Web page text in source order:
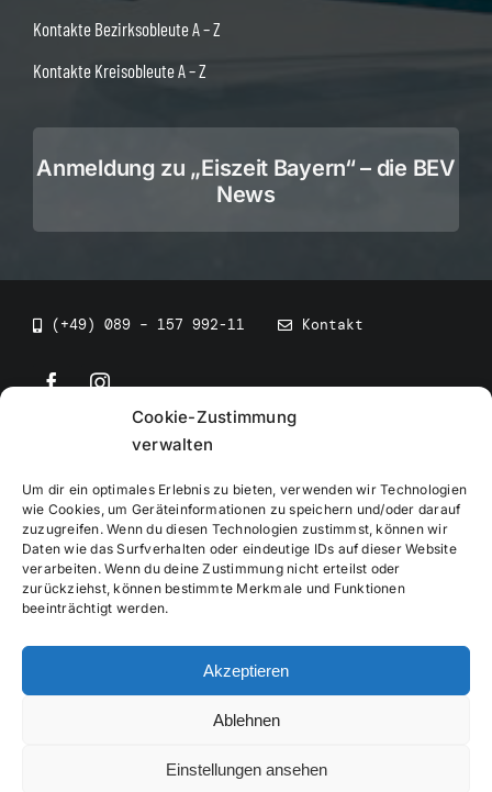
Cookie-Zustimmung
verwalten
Um dir ein optimales Erlebnis zu bieten, verwenden wir Technologien
wie Cookies, um Geräteinformationen zu speichern und/oder darauf
zuzugreifen. Wenn du diesen Technologien zustimmst, können wir
Daten wie das Surfverhalten oder eindeutige IDs auf dieser Website
verarbeiten. Wenn du deine Zustimmung nicht erteilst oder
zurückziehst, können bestimmte Merkmale und Funktionen
beeinträchtigt werden.
Akzeptieren
Ablehnen
Einstellungen ansehen
Kontakte Bezirksobleute A – Z
Kontakte Kreisobleute A – Z
Anmeldung zu „Eiszeit Bayern“ – die BEV
News
(+49) 089 – 157 992-11 Kontakt
• BEV Bayerischer Eissportverband
Impressum
Datenschutzerklärung